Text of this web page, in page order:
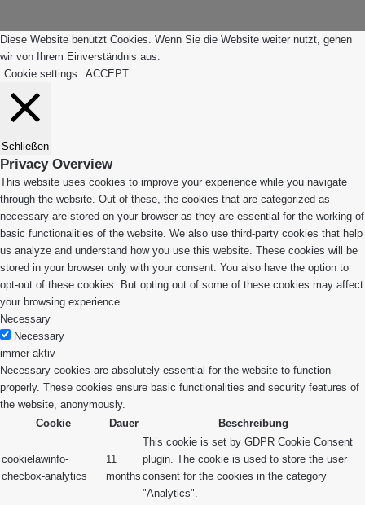
Diese Website benutzt Cookies. Wenn Sie die Website weiter nutzt, gehen
wir von Ihrem Einverständnis aus.
Cookie settings
ACCEPT
Schließen
Privacy Overview
This website uses cookies to improve your experience while you navigate
through the website. Out of these, the cookies that are categorized as
necessary are stored on your browser as they are essential for the working of
basic functionalities of the website. We also use third-party cookies that help
us analyze and understand how you use this website. These cookies will be
stored in your browser only with your consent. You also have the option to
opt-out of these cookies. But opting out of some of these cookies may affect
your browsing experience.
Necessary
Necessary
immer aktiv
Necessary cookies are absolutely essential for the website to function
properly. These cookies ensure basic functionalities and security features of
the website, anonymously.
Cookie
Dauer Beschreibung
cookielawinfo-
checbox-analytics
11
months
This cookie is set by GDPR Cookie Consent
plugin. The cookie is used to store the user
consent for the cookies in the category
"Analytics".